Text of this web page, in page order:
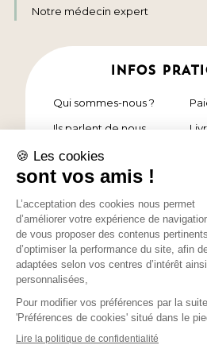
Notre médecin expert
INFOS
Qui sommes-nous ?
Ils parlent de nous
Nos chefs étoilés
FAQ
Qualité des plats
Résultats et
témoignages
Mentions légales et confidentialité